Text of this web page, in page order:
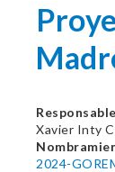
Xavier Inty
2024-